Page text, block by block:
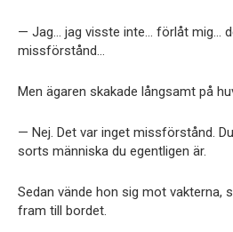
— Jag… jag visste inte… förlåt mig…
missförstånd…
Men ägaren skakade långsamt på
— Nej. Det var inget missförstånd.
sorts människa du egentligen är.
Sedan vände hon sig mot vakterna,
fram till bordet.